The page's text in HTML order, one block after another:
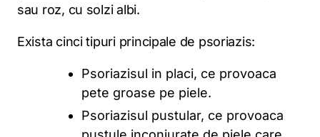
sau roz, cu solzi albi.
Exista cinci tipuri principale de psoriazis:
Psoriazisul in placi, ce provoaca
pete groase pe piele.
Psoriazisul pustular, ce provoaca